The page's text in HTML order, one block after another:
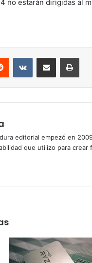
no estarán dirigidas al
Reddit VKontakteCompartir por correo electrónico
editorial empezó en
que utilizo para crear